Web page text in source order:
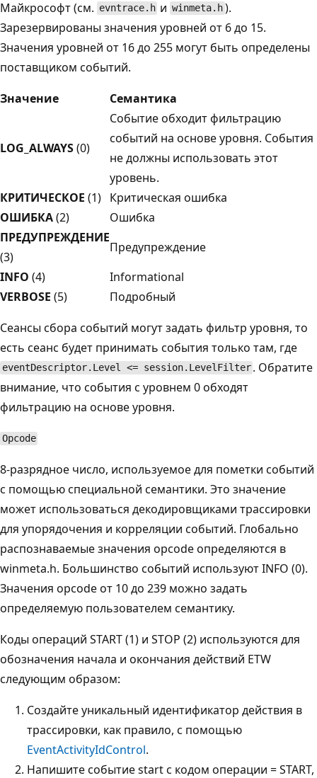
Майкрософт (см. evntrace.h и winmeta.h).
Зарезервированы значения уровней от 6 до 15.
Значения уровней от 16 до 255 могут быть определены
поставщиком событий.
Значение
Семантика
LOG_ALWAYS(0)
Событие обходит фильтрацию
событий на основе уровня. События
не должны использовать этот
уровень.
КРИТИЧЕСКОЕ (1) Критическая ошибка
ОШИБКА(2)
Ошибка
ПРЕДУПРЕЖДЕНИЕ
(3)
Предупреждение
INFO (4)
Informational
VERBOSE (5)
Подробный
Сеансы сбора событий могут задать фильтр уровня, то
есть сеанс будет принимать события только там, где
eventDescriptor.Level <= session.LevelFilter . Обратите
внимание, что события с уровнем 0 обходят
фильтрацию на основе уровня.
Opcode
8-разрядное число, используемое для пометки событий
с помощью специальной семантики. Это значение
может использоваться декодировщиками трассировки
для упорядочения и корреляции событий. Глобально
распознаваемые значения opcode определяются в
winmeta.h. Большинство событий используют INFO (0).
Значения opcode от 10 до 239 можно задать
определяемую пользователем семантику.
Коды операций START (1) и STOP (2) используются для
обозначения начала и окончания действий ETW
следующим образом:
Создайте уникальный идентификатор действия в
трассировки, как правило, с помощью
EventActivityIdControl.
Напишите событие start с кодом операции = START,